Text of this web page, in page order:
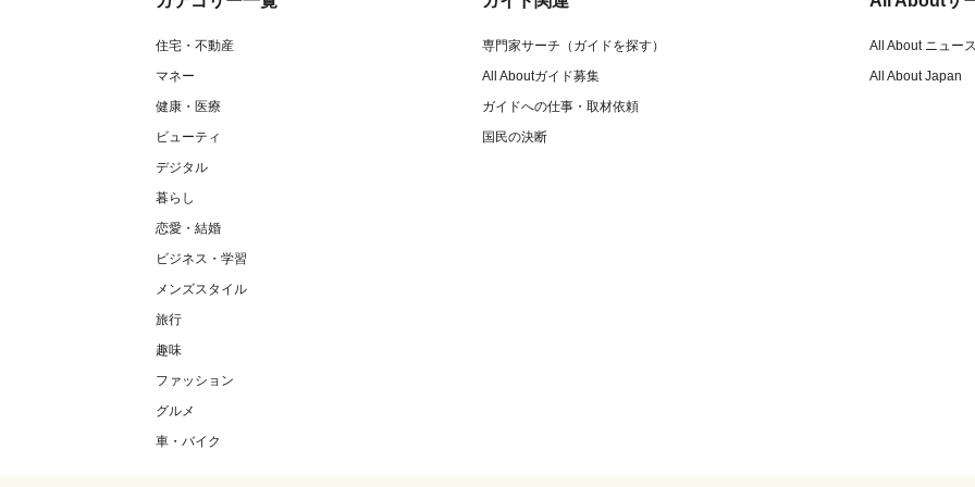
住宅・不動産
マネー
健康・医療
ビューティ
デジタル
暮らし
恋愛・結婚
ビジネス・学習
メンズスタイル
旅行
趣味
ファッション
グルメ
車・バイク
専門家サーチ（ガイドを探す）
All Aboutガイド募集
ガイドへの仕事・取材依頼
国民の決断
All About ニュース
All About Japan